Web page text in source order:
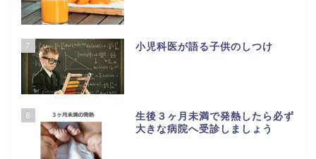
7 小児科医が語る子供のしつけ
8
生後３ヶ月未満で発熱したら必ず
大きな病院へ受診しましょう